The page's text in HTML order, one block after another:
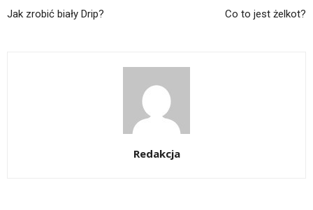
Jak zrobić biały Drip? Co to jest żelkot?
Redakcja